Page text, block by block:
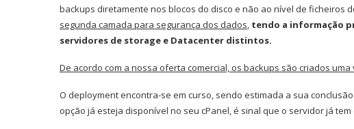
backups diretamente nos blocos do disco e não ao nível de ficheiros
segunda camada para segurança dos dados, tendo a informação
servidores de storage e Datacenter distintos.
De acordo com a nossa oferta comercial, os backups são criados
O deployment encontra-se em curso, sendo estimada a sua
opção já esteja disponível no seu cPanel, é sinal que o servidor já